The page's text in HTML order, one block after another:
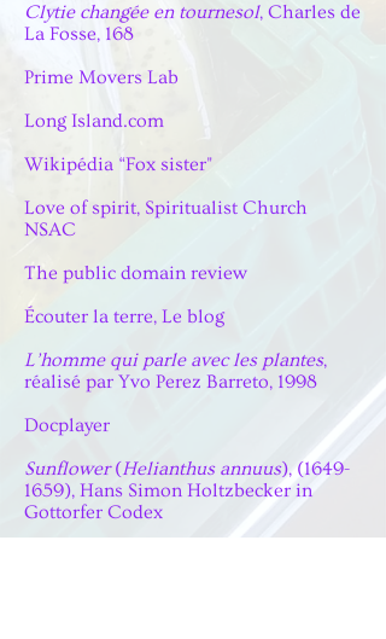
Clytie changée en tournesol, Charles de
La Fosse, 168
Prime Movers Lab
Long Island.com
Wikipédia “Fox sister"
Love of spirit, Spiritualist Church
NSAC
The public domain review
Écouter la terre, Le blog
L’homme qui parle avec les plantes,
réalisé par Yvo Perez Barreto, 1998
Docplayer
Sunflower(Helianthus annuus), (1649-
1659), Hans Simon Holtzbecker in
Gottorfer Codex